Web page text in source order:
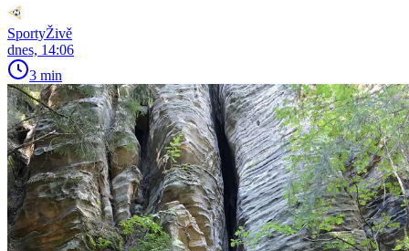
SportyŽivě
dnes, 14:06
3 min